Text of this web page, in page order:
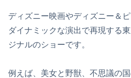
ディズニー映画やディズニー＆
ダイナミックな演出で再現する
ジナルのショーです。
例えば、美女と野獣、不思議の